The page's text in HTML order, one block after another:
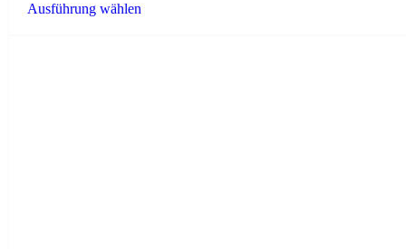
Ausführung wählenProdukt